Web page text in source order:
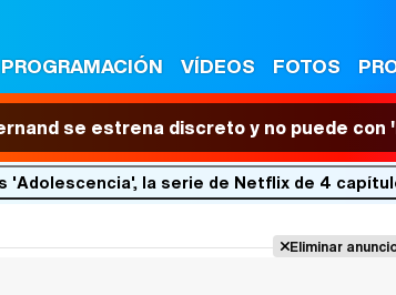
PROGRAMACIÓN VÍDEOS FOTOS
se estrena discreto y no puede con
'Adolescencia', la serie de Netflix de 4
Eliminar